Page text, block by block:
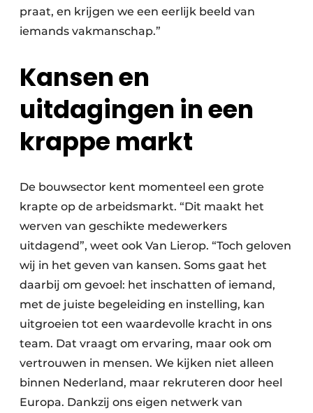
praat, en krijgen we een eerlijk beeld van
iemands vakmanschap.”
Kansen en
uitdagingen in een
krappe markt
De bouwsector kent momenteel een grote
krapte op de arbeidsmarkt. “Dit maakt het
werven van geschikte medewerkers
uitdagend”, weet ook Van Lierop. “Toch geloven
wij in het geven van kansen. Soms gaat het
daarbij om gevoel: het inschatten of iemand,
met de juiste begeleiding en instelling, kan
uitgroeien tot een waardevolle kracht in ons
team. Dat vraagt om ervaring, maar ook om
vertrouwen in mensen. We kijken niet alleen
binnen Nederland, maar rekruteren door heel
Europa. Dankzij ons eigen netwerk van